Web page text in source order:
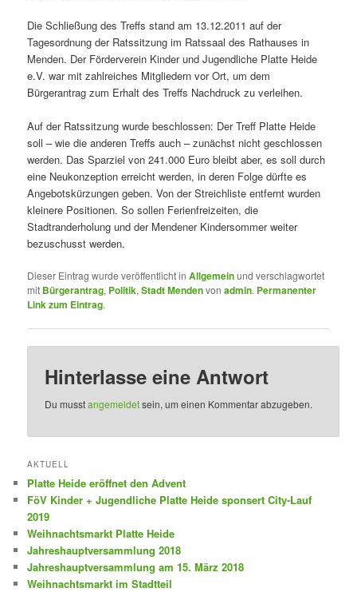
Die Schließung des Treffs stand am 13.12.2011 auf der
Tagesordnung der Ratssitzung im Ratssaal des Rathauses in
Menden. Der Förderverein Kinder und Jugendliche Platte Heide
e.V. war mit zahlreiches Mitgliedern vor Ort, um dem
Bürgerantrag zum Erhalt des Treffs Nachdruck zu verleihen.
Auf der Ratssitzung wurde beschlossen: Der Treff Platte Heide
soll – wie die anderen Treffs auch – zunächst nicht geschlossen
werden. Das Sparziel von 241.000 Euro bleibt aber, es soll durch
eine Neukonzeption erreicht werden, in deren Folge dürfte es
Angebotskürzungen geben. Von der Streichliste entfernt wurden
kleinere Positionen. So sollen Ferienfreizeiten, die
Stadtranderholung und der Mendener Kindersommer weiter
bezuschusst werden.
Dieser Eintrag wurde veröffentlicht inAllgemeinund verschlagwortet
mit Bürgerantrag, Politik,Stadt Mendenvonadmin. Permanenter
Link zum Eintrag.
Hinterlasse eine Antwort
Du musstangemeldetsein, um einen Kommentar abzugeben.
AKTUELL
Platte Heide eröffnet den Advent
FöV Kinder + Jugendliche Platte Heide sponsert City-Lauf
2019
Weihnachtsmarkt Platte Heide
Jahreshauptversammlung 2018
Jahreshauptversammlung am 15. März 2018
Weihnachtsmarkt im Stadtteil